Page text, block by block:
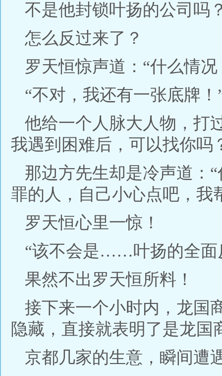
不是他封锁叶扬的公司吗
怎么反过来了？
罗天恒惊声道：“什么情况
“不对，我还有一张底牌！
他给一个人脉大人物，打
我遇到困难后，可以找你吗
那边方先生却是冷声道：
罪的人，自己小心点吧，我
罗天恒心里一惊！
“该不会是……叶扬的全面
果然不出罗天恒所料！
接下来一个小时内，龙国
隐藏，直接就表明了是龙国
京都几家的生意，瞬间遭